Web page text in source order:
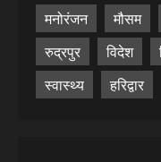
मनोरंजन
मौसम
रुद्रपुर
विदेश
स्वास्थ्य
हरिद्वार